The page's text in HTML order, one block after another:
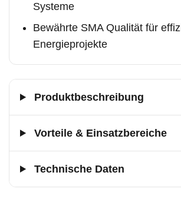
Systeme
Bewährte SMA Qualität für
Energieprojekte
Produktbeschreibung
Vorteile & Einsatzbereiche
Technische Daten